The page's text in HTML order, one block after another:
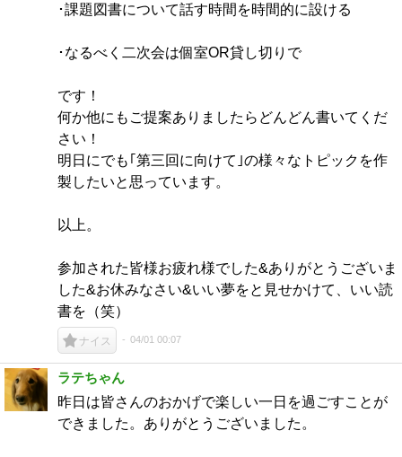
･課題図書について話す時間を時間的に設ける
･なるべく二次会は個室OR貸し切りで
です！
何か他にもご提案ありましたらどんどん書いてくだ
さい！
明日にでも｢第三回に向けて｣の様々なトピックを作
製したいと思っています。
以上。
参加された皆様お疲れ様でした&ありがとうございま
した&お休みなさい&いい夢をと見せかけて、いい読
書を（笑）
ナイス 04/01 00:07
ラテちゃん
昨日は皆さんのおかげで楽しい一日を過ごすことが
できました。ありがとうございました。